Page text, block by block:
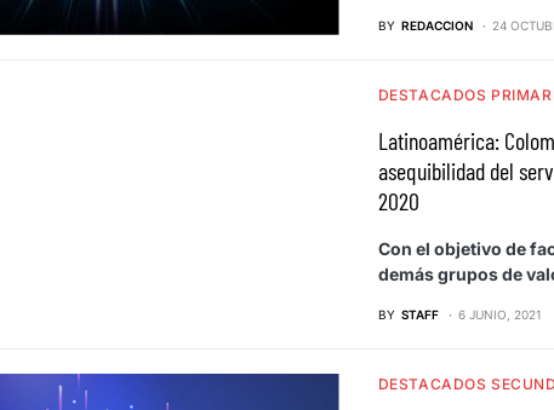
BY REDACCION 24
DESTACADOS
Latinoamérica:
asequibilidad del
2020
Con el objetivo de
demás grupos de
BY STAFF 6 JUNIO, 2021
DESTACADOS